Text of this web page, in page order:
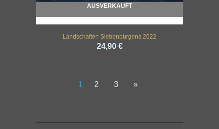
AUSVERKAUFT
Landschaften Siebenbürgens 2022
24,90 €
1 2 3 »